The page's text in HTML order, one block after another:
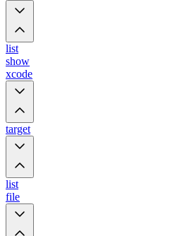
list
show
xcode
target
list
file